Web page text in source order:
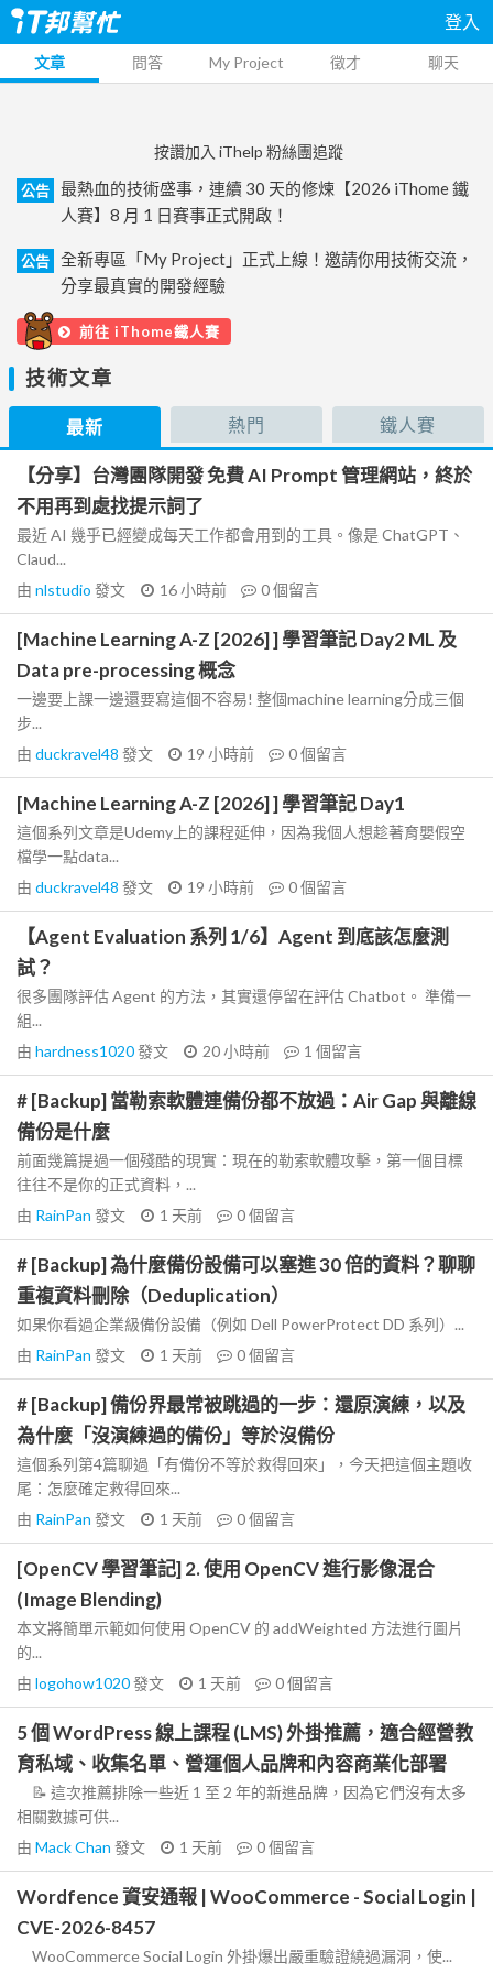
登入
文章 問答 My Project 徵才 聊天
按讚加入 iThelp 粉絲團追蹤
公告
最熱血的技術盛事，連續 30 天的修煉【2026 iThome 鐵
人賽】8 月 1 日賽事正式開啟！
公告
全新專區「My Project」正式上線！邀請你用技術交流，
分享最真實的開發經驗
前往 iThome鐵人賽
技術文章
最新 熱門 鐵人賽
【分享】台灣團隊開發 免費 AI Prompt 管理網站，終於
不用再到處找提示詞了
最近 AI 幾乎已經變成每天工作都會用到的工具。像是 ChatGPT、
Claud...
由 nlstudio 發文 16 小時前 0個留言
[Machine Learning A-Z [2026] ] 學習筆記 Day2 ML 及
Data pre-processing 概念
一邊要上課一邊還要寫這個不容易! 整個machine learning分成三個
步...
由 duckravel48 發文 19 小時前 0個留言
[Machine Learning A-Z [2026] ] 學習筆記 Day1
這個系列文章是Udemy上的課程延伸，因為我個人想趁著育嬰假空
檔學一點data...
由 duckravel48 發文 19 小時前 0個留言
【Agent Evaluation 系列 1/6】Agent 到底該怎麼測
試？
很多團隊評估 Agent 的方法，其實還停留在評估 Chatbot。 準備一
組...
由 hardness1020發文 20 小時前 1 個留言
# [Backup] 當勒索軟體連備份都不放過：Air Gap 與離線
備份是什麼
前面幾篇提過一個殘酷的現實：現在的勒索軟體攻擊，第一個目標
往往不是你的正式資料，...
由 RainPan 發文 1 天前 0個留言
# [Backup] 為什麼備份設備可以塞進 30 倍的資料？聊聊
重複資料刪除（Deduplication）
如果你看過企業級備份設備（例如 Dell PowerProtect DD 系列）...
由 RainPan 發文 1 天前 0個留言
# [Backup] 備份界最常被跳過的一步：還原演練，以及
為什麼「沒演練過的備份」等於沒備份
這個系列第4篇聊過「有備份不等於救得回來」，今天把這個主題收
尾：怎麼確定救得回來...
由 RainPan 發文 1 天前 0個留言
[OpenCV 學習筆記] 2. 使用 OpenCV 進行影像混合
(Image Blending)
本文將簡單示範如何使用 OpenCV 的 addWeighted 方法進行圖片
的...
由 logohow1020發文 1 天前 0個留言
5 個 WordPress 線上課程 (LMS) 外掛推薦，適合經營教
育私域、收集名單、營運個人品牌和內容商業化部署
📝 這次推薦排除一些近 1 至 2 年的新進品牌，因為它們沒有太多
相關數據可供...
由 Mack Chan 發文 1 天前 0個留言
Wordfence 資安通報 | WooCommerce - Social Login |
CVE-2026-8457
WooCommerce Social Login 外掛爆出嚴重驗證繞過漏洞，使...